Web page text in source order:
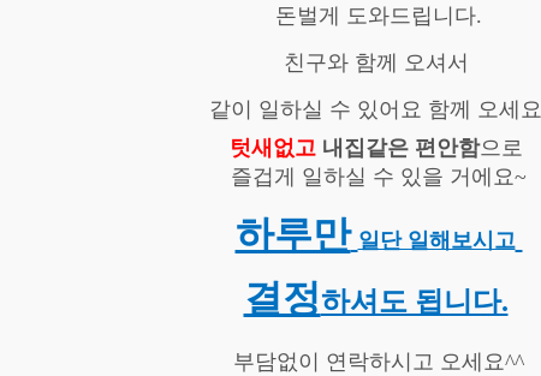
돈벌게 도와드립니다.
친구와 함께 오셔서
같이 일하실 수 있어요 함께 오세
텃새없고내집같은 편안함으로
즐겁게 일하실 수 있을 거에요~
하루만 일단 일해보시고
결정하셔도 됩니다.
부담없이 연락하시고 오세요^^